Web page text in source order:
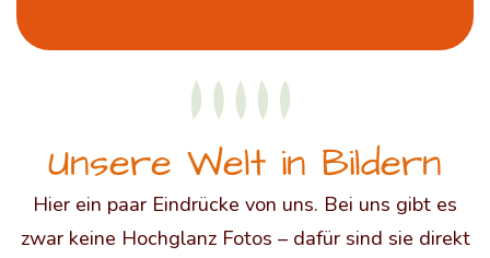
Unsere Welt in Bildern
Hier ein paar Eindrücke von uns. Bei uns gibt es
zwar keine Hochglanz Fotos – dafür sind sie direkt